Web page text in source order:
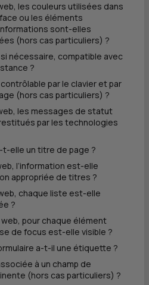
les couleurs utilisées dans
ou les éléments
sont-elles
(hors cas particuliers) ?
nécessaire, compatible avec
?
par le clavier et par
(hors cas particuliers) ?
les messages de statut
par les technologies
t-elle un titre de page ?
l’information est-elle
appropriée de titres ?
chaque liste est-elle
?
pour chaque élément
de focus est-elle visible ?
a-t-il une étiquette ?
à un champ de
(hors cas particuliers) ?